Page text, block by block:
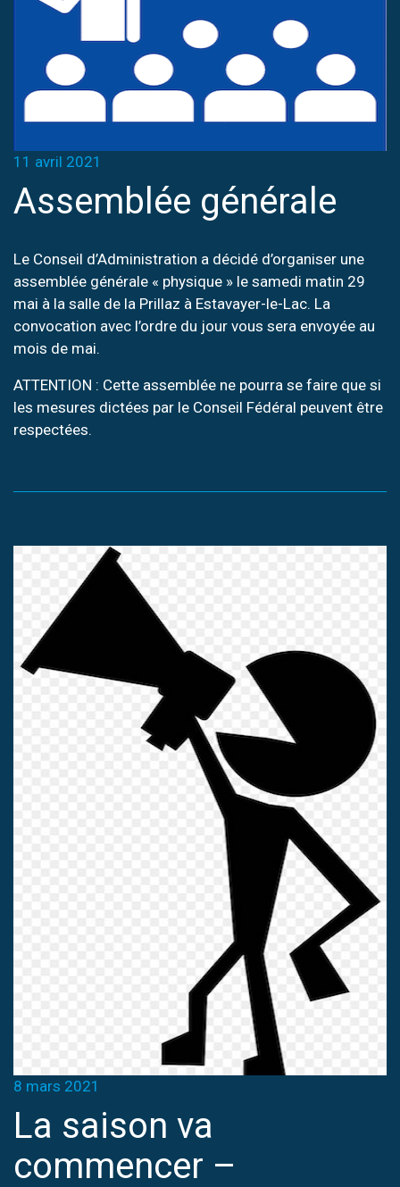
11 avril 2021
Assemblée générale
Le Conseil d’Administration a décidé d’organiser une
assemblée générale « physique » le samedi matin 29
mai à la salle de la Prillaz à Estavayer-le-Lac. La
convocation avec l’ordre du jour vous sera envoyée au
mois de mai.
ATTENTION : Cette assemblée ne pourra se faire que si
les mesures dictées par le Conseil Fédéral peuvent être
respectées.
8 mars 2021
La saison va
commencer –